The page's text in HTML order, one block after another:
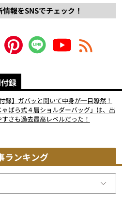
報をSNSでチェック！
録
録】ガバッと開いて中身が一目瞭然！
ばら式４層ショルダーバッグ」は、出
さも過去最高レベルだった！
ランキング